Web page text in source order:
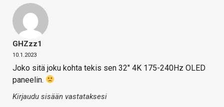
GHZzz1
10.1.2023
Joko sitä joku kohta tekis sen 32″ 4K 175-240Hz OLED
paneelin.
Kirjaudu sisään vastataksesi